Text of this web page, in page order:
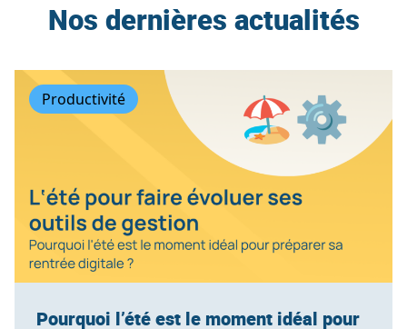
Nos dernières actualités
Productivité
Pourquoi l’été est le moment idéal pour